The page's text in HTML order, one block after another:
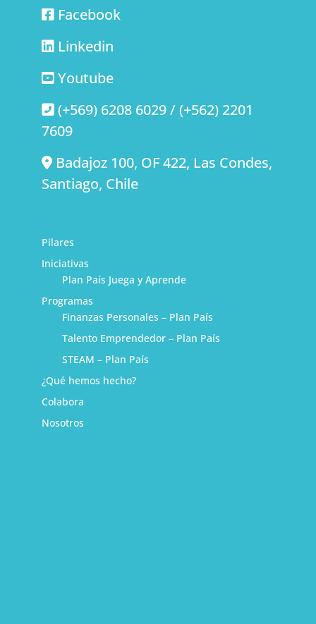
Facebook
Linkedin
Youtube
(+569) 6208 6029 / (+562) 2201
7609
Badajoz 100, OF 422, Las Condes,
Santiago, Chile
Pilares
Iniciativas
Plan País Juega y Aprende
Programas
Finanzas Personales – Plan País
Talento Emprendedor – Plan País
STEAM – Plan País
¿Qué hemos hecho?
Colabora
Nosotros